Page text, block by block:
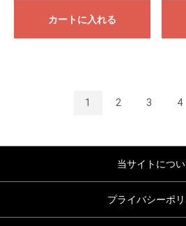
カートに入れる
1 2 3 4
当サイトにつ
プライバシーポ